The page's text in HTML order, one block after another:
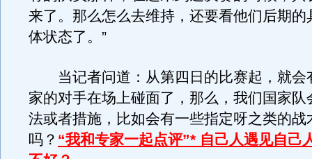
来了。那么怎么去维持，还要看他们后期的
体状态了。”
当记者问道：从第四日的比赛起，就会
家的对手在场上碰面了，那么，我们国家队
法或者措施，比如会有一些指定呀之类的战
吗？ “我和专家一起点评”* 自己人遇见自己